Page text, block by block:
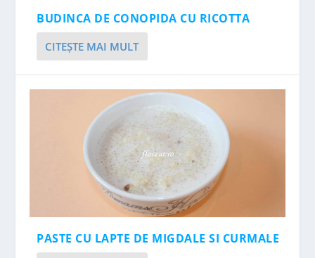
BUDINCA DE CONOPIDA CU RICOTTA
CITEŞTE MAI MULT
PASTE CU LAPTE DE MIGDALE SI CURMALE